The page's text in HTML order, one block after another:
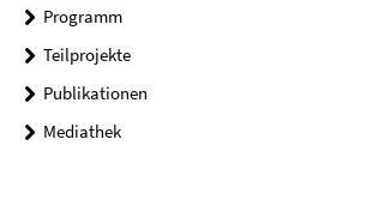
Programm
Teilprojekte
Publikationen
Mediathek